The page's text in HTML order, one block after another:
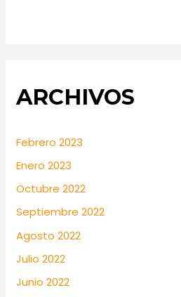
ARCHIVOS
Febrero 2023
Enero 2023
Octubre 2022
Septiembre 2022
Agosto 2022
Julio 2022
Junio 2022